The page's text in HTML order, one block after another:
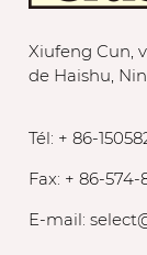
Xiufeng Cun,
de Haishu,
Tél: + 86-
Fax: + 86-574-
E-mail: